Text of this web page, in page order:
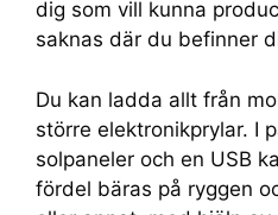
dig som vill kunna
saknas där du befinner
Du kan ladda allt från
större elektronikprylar. I
solpaneler och en USB
fördel bäras på ryggen